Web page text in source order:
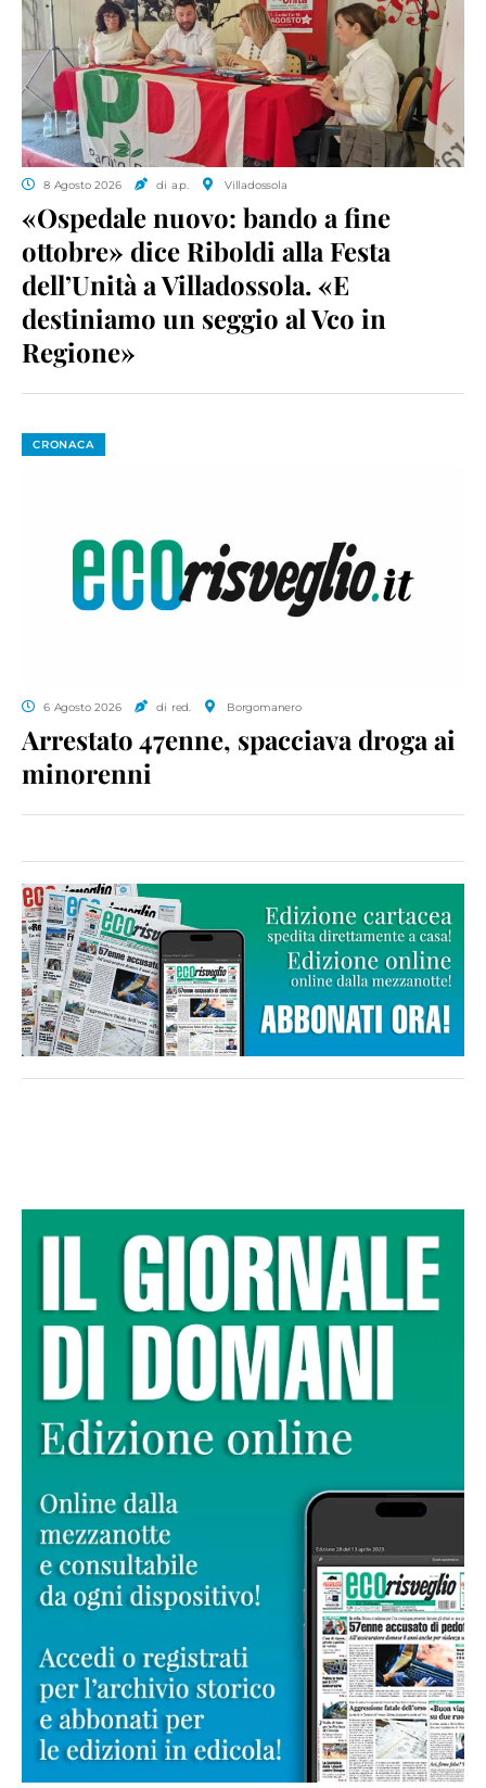
8 Agosto 2026 di a.p. Villadossola
«Ospedale nuovo: bando a fine
ottobre» dice Riboldi alla Festa
dell’Unità a Villadossola. «E
destiniamo un seggio al Vco in
Regione»
CRONACA
6 Agosto 2026 di red. Borgomanero
Arrestato 47enne, spacciava droga ai
minorenni